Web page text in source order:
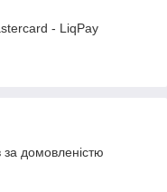
- LiqPay
домовленістю